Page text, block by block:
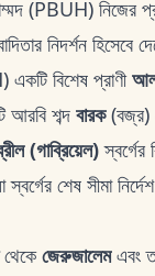
(PBUH) নিজের
নিদর্শন হিসেবে
বিশেষ প্রাণী
আরবি শব্দ বারক(বজ্র)
(গাব্রিয়েল)স্বর্গের
স্বর্গের শেষ সীমা
থেকেজেরুজালেমএবং